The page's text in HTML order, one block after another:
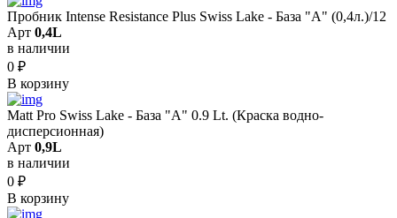
Пробник Intense Resistance Plus Swiss Lake - База "A" (0,4л.)/12
Арт 0,4L
в наличии
0 ₽
В корзину
Matt Pro Swiss Lake - База "A" 0.9 Lt. (Краска водно-
дисперсионная)
Арт 0,9L
в наличии
0 ₽
В корзину